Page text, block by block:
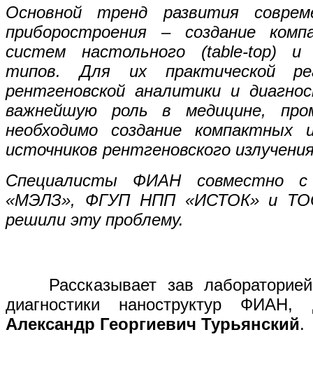
Основной тренд развития
приборостроения – создание
систем настольного (table-top) и
типов. Для их практической
рентгеновской аналитики и
важнейшую роль в медицине,
необходимо создание компактных
источников рентгеновского
Специалисты ФИАН совместно
«МЭЛЗ», ФГУП НПП «ИСТОК» и
решили эту проблему.
Рассказывает зав лабораторией
диагностики наноструктур
Александр Георгиевич Турьянский.